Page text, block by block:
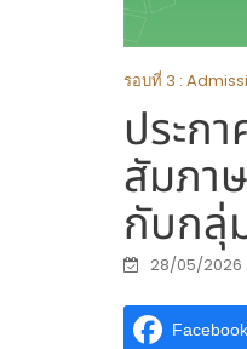
รอบที่ 3 :
ประก
สัมภา
กับกลุ่
28/05/2026
Facebook